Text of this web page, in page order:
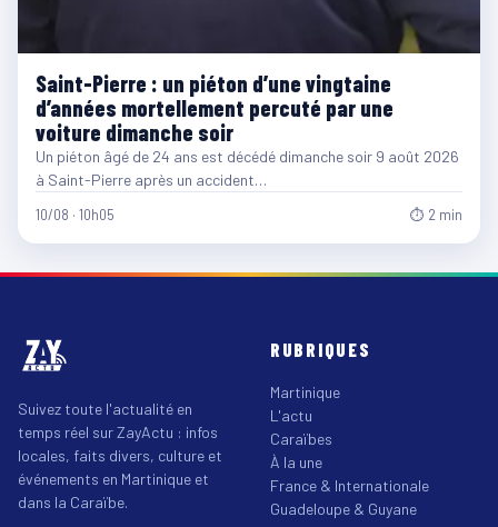
Saint-Pierre : un piéton d’une vingtaine
d’années mortellement percuté par une
voiture dimanche soir
Un piéton âgé de 24 ans est décédé dimanche soir 9 août 2026
à Saint-Pierre après un accident…
10/08 · 10h05 ⏱ 2 min
Suivez toute l'actualité en
temps réel sur ZayActu : infos
locales, faits divers, culture et
événements en Martinique et
dans la Caraïbe.
RUBRIQUES
Martinique
L'actu
Caraïbes
À la une
France & Internationale
Guadeloupe & Guyane